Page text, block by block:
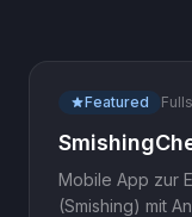
Featured
Mobile App zur
(Smishing) mit